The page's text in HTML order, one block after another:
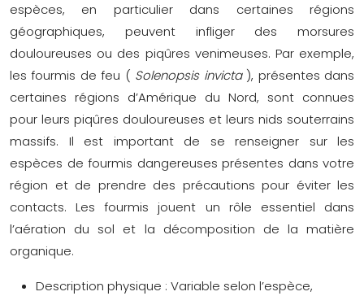
espèces, en particulier dans certaines régions
géographiques, peuvent infliger des morsures
douloureuses ou des piqûres venimeuses. Par exemple,
les fourmis de feu ( Solenopsis invicta ), présentes dans
certaines régions d’Amérique du Nord, sont connues
pour leurs piqûres douloureuses et leurs nids souterrains
massifs. Il est important de se renseigner sur les
espèces de fourmis dangereuses présentes dans votre
région et de prendre des précautions pour éviter les
contacts. Les fourmis jouent un rôle essentiel dans
l’aération du sol et la décomposition de la matière
organique.
Description physique : Variable selon l’espèce,